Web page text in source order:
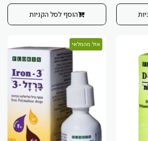
הטבעית של הגוף, במיוחד בתקופת
החורף.
הוסף לסל הקניות
אזל מהמלאי